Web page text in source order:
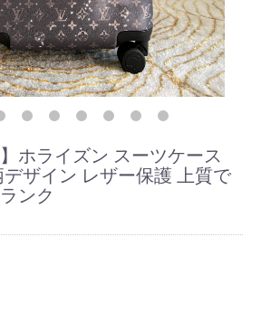
ホライズン スーツケース
ザイン レザー保護 上質で
ンク